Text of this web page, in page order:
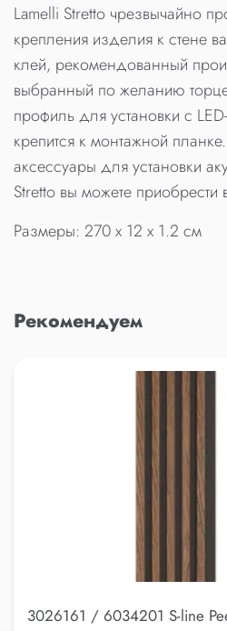
Lamelli Stretto чрезвычайно
крепления изделия к стене
клей, рекомендованный
выбранный по желанию
профиль для установки с
крепится к монтажной
аксессуары для установки
Stretto вы можете
Размеры: 270 x 12 x 1.2 см
Рекомендуем
3026161 / 6034201 S-line